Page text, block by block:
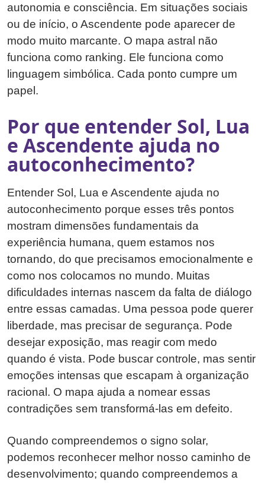
autonomia e consciência. Em situações sociais
ou de início, o Ascendente pode aparecer de
modo muito marcante. O mapa astral não
funciona como ranking. Ele funciona como
linguagem simbólica. Cada ponto cumpre um
papel.
Por que entender Sol, Lua
e Ascendente ajuda no
autoconhecimento?
Entender Sol, Lua e Ascendente ajuda no
autoconhecimento porque esses três pontos
mostram dimensões fundamentais da
experiência humana, quem estamos nos
tornando, do que precisamos emocionalmente e
como nos colocamos no mundo. Muitas
dificuldades internas nascem da falta de diálogo
entre essas camadas. Uma pessoa pode querer
liberdade, mas precisar de segurança. Pode
desejar exposição, mas reagir com medo
quando é vista. Pode buscar controle, mas sentir
emoções intensas que escapam à organização
racional. O mapa ajuda a nomear essas
contradições sem transformá-las em defeito.
Quando compreendemos o signo solar,
podemos reconhecer melhor nosso caminho de
desenvolvimento; quando compreendemos a